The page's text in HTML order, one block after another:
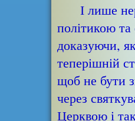
І лише
політикою
доказуючи,
теперішній
щоб не бути
через
Церквою і